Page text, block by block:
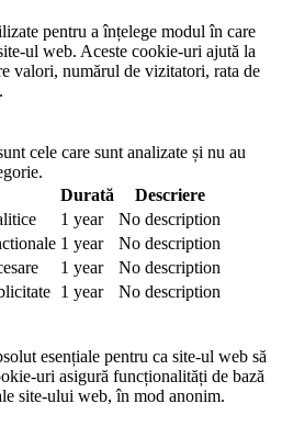
pentru a înțelege modul în care
ul web. Aceste cookie-uri ajută la
valori, numărul de vizitatori, rata de
cele care sunt analizate și nu au
Durată
Descriere
1 year
No description
1 year
No description
1 year
No description
1 year
No description
esențiale pentru ca site-ul web să
uri asigură funcționalități de bază
site-ului web, în mod anonim.